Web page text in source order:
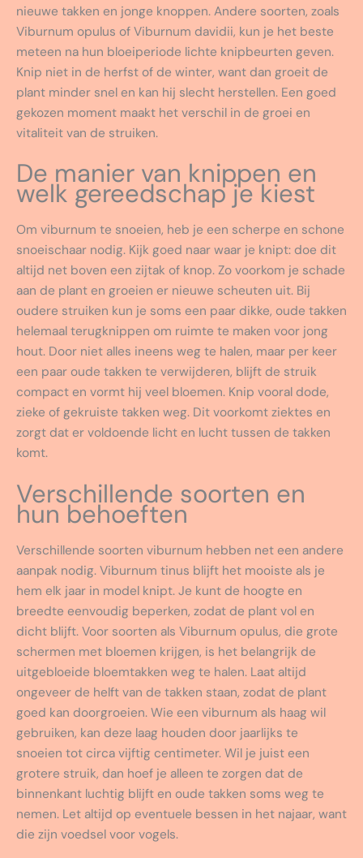
nieuwe takken en jonge knoppen. Andere soorten, zoals
Viburnum opulus of Viburnum davidii, kun je het beste
meteen na hun bloeiperiode lichte knipbeurten geven.
Knip niet in de herfst of de winter, want dan groeit de
plant minder snel en kan hij slecht herstellen. Een goed
gekozen moment maakt het verschil in de groei en
vitaliteit van de struiken.
De manier van knippen en
welk gereedschap je kiest
Om viburnum te snoeien, heb je een scherpe en schone
snoeischaar nodig. Kijk goed naar waar je knipt: doe dit
altijd net boven een zijtak of knop. Zo voorkom je schade
aan de plant en groeien er nieuwe scheuten uit. Bij
oudere struiken kun je soms een paar dikke, oude takken
helemaal terugknippen om ruimte te maken voor jong
hout. Door niet alles ineens weg te halen, maar per keer
een paar oude takken te verwijderen, blijft de struik
compact en vormt hij veel bloemen. Knip vooral dode,
zieke of gekruiste takken weg. Dit voorkomt ziektes en
zorgt dat er voldoende licht en lucht tussen de takken
komt.
Verschillende soorten en
hun behoeften
Verschillende soorten viburnum hebben net een andere
aanpak nodig. Viburnum tinus blijft het mooiste als je
hem elk jaar in model knipt. Je kunt de hoogte en
breedte eenvoudig beperken, zodat de plant vol en
dicht blijft. Voor soorten als Viburnum opulus, die grote
schermen met bloemen krijgen, is het belangrijk de
uitgebloeide bloemtakken weg te halen. Laat altijd
ongeveer de helft van de takken staan, zodat de plant
goed kan doorgroeien. Wie een viburnum als haag wil
gebruiken, kan deze laag houden door jaarlijks te
snoeien tot circa vijftig centimeter. Wil je juist een
grotere struik, dan hoef je alleen te zorgen dat de
binnenkant luchtig blijft en oude takken soms weg te
nemen. Let altijd op eventuele bessen in het najaar, want
die zijn voedsel voor vogels.